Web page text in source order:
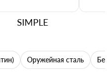
SIMPLE
Оружейная сталь